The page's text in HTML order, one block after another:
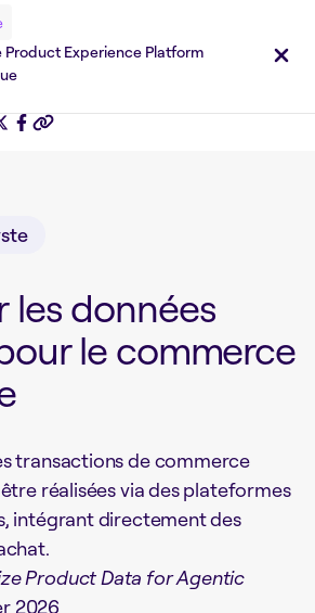
Product Experience Platform
les données
le commerce
transactions de commerce
réalisées via des plateformes
intégrant directement des
Product Data for Agentic
2026